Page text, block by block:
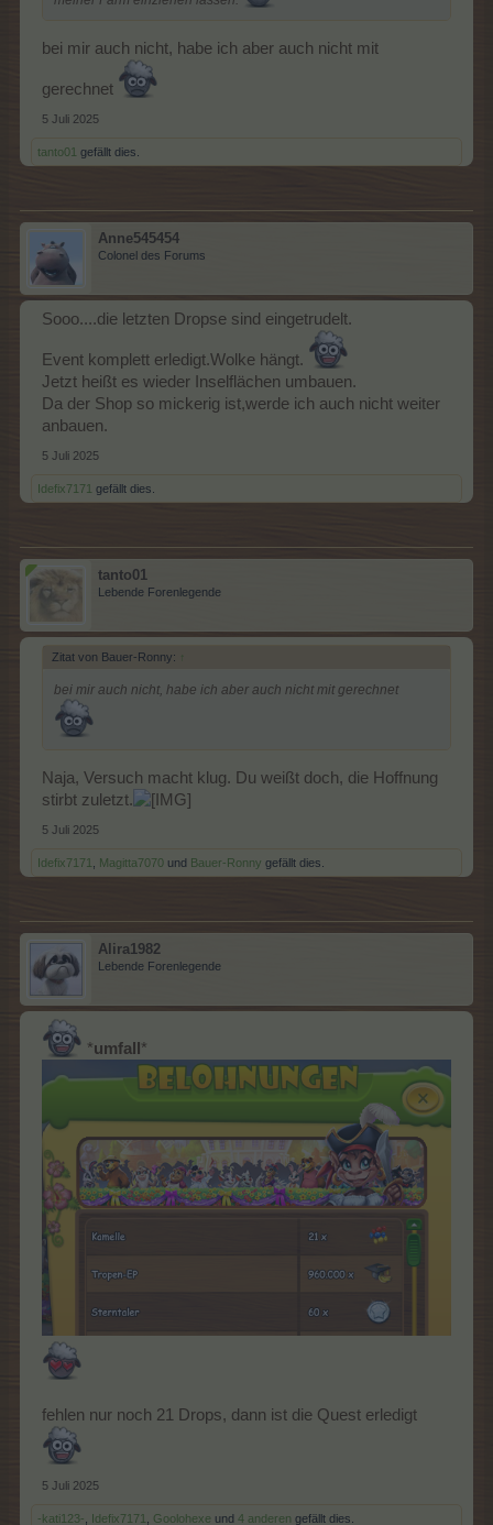
bei mir auch nicht, habe ich aber auch nicht mit
gerechnet
5 Juli 2025
tanto01 gefällt dies.
Anne545454
Colonel des Forums
Sooo....die letzten Dropse sind eingetrudelt.
Event komplett erledigt.Wolke hängt.
Jetzt heißt es wieder Inselflächen umbauen.
Da der Shop so mickerig ist,werde ich auch nicht weiter
anbauen.
5 Juli 2025
Idefix7171 gefällt dies.
tanto01
Lebende Forenlegende
Zitat von Bauer-Ronny: ↑
bei mir auch nicht, habe ich aber auch nicht mit gerechnet
Naja, Versuch macht klug. Du weißt doch, die Hoffnung
stirbt zuletzt.
5 Juli 2025
Idefix7171 Magitta7070 und Bauer-Ronny gefällt dies.
Alira1982
Lebende Forenlegende
*umfall *
fehlen nur noch 21 Drops, dann ist die Quest erledigt
5 Juli 2025
-kati123- Idefix7171 Goolohexe und 4 anderen gefällt dies.